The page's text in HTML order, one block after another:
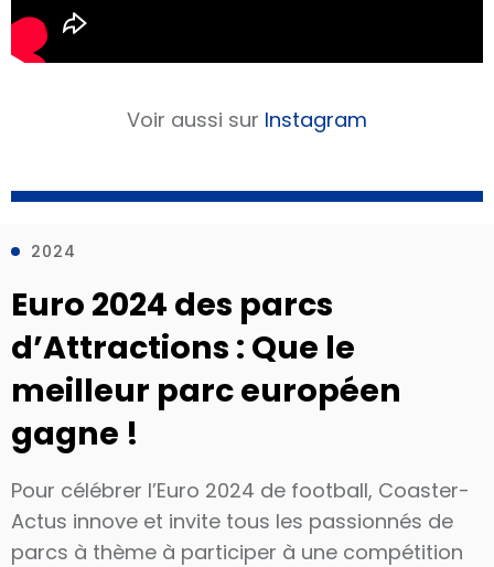
Voir aussi sur Instagram
2024
Euro 2024 des parcs
d’Attractions : Que le
meilleur parc européen
gagne !
Pour célébrer l’Euro 2024 de football, Coaster-
Actus innove et invite tous les passionnés de
parcs à thème à participer à une compétition